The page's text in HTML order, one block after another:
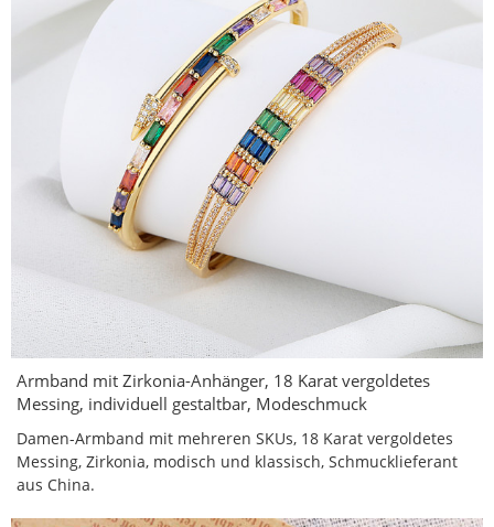
Armband mit Zirkonia-Anhänger, 18 Karat vergoldetes
Messing, individuell gestaltbar, Modeschmuck
Damen-Armband mit mehreren SKUs, 18 Karat vergoldetes
Messing, Zirkonia, modisch und klassisch, Schmucklieferant
aus China.